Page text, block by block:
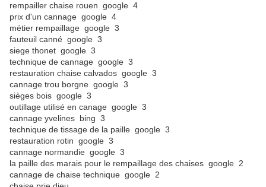
rempailler chaise rouen google 4
prix d'un cannage google 4
métier rempaillage google 3
fauteuil canné google 3
siege thonet google 3
technique de cannage google 3
restauration chaise calvados google 3
cannage trou borgne google 3
sièges bois google 3
outillage utilisé en canage google 3
cannage yvelines bing 3
technique de tissage de la paille google 3
restauration rotin google 3
cannage normandie google 3
la paille des marais pour le rempaillage des chaises google 2
cannage de chaise technique google 2